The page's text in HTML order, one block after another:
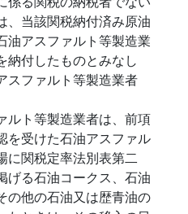
、当該関税納付済み原油
油アスファルト等製造業
納付したものとみなし
スファルト等製造業者
ルト等製造業者は、前項
を受けた石油アスファル
に関税定率法別表第二
げる石油コークス、石油
の他の石油又は歴青油の